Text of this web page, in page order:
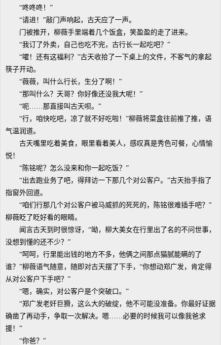
“咚咚咚！”
“请进！”敲门声响起，古天应了一声。
门被推开，柳薇手里端着几个饭盒，笑盈盈的走了进来。
“我订了外卖，自己也吃不完，古行长一起吃吧？”
“嚯！还有这福利？”古天收拾了一下桌上的文件，不客气的拿起
筷子开动。
“薇薇，叫什么行长，生分了啊！”
“那叫什么？天哥？你好像还没我大呢！”
“呃……那直接叫古天呗。”
“行，咱快吃吧，凉了就不好吃啦！”柳薇将菜盒往前推了推，语
气温润道。
古天嘴里吃着美食，眼里看着美人，感叹真是秀色可餐，心情愉
悦！
“陈铭呢？怎么没来和你一起吃饭？”
“出去跑业务了吧，得拜访一下那几个对公客户。”古天抬手指了
指窗外回道。
“咱们行那几个对公客户被马威抓的死死的，陈铭很难插手吧？”
柳薇眨了眨好看的眼睛。
闻言古天到时很惊讶，“呦，柳大美女在行里出了名的不问世事，
没想到懂的还不少？”
“呵呵，行里能出钱的地方不多，他俩之间那点猫腻能瞒的了
谁？”柳薇语气随意，随即对古天摆了下手，“你想动郑广发，肯定得
从对公客户下手吧？”
“嗯，确实，对公客户是个突破口。”
“郑广发老奸巨猾，这么大的破绽，他不可能没准备。你最好证据
确凿了再动手，争取一次解决。嗯……必要的时候我可以像我爸求
援！”
“你爸？”